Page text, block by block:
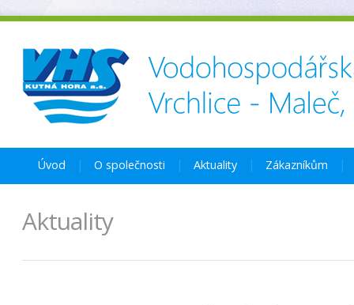
Úvod O společnosti Aktuality Zákazníkům
Aktuality